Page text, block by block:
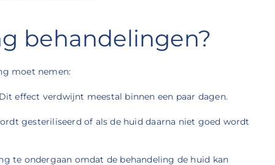
behandelingen?
moet nemen:
effect verdwijnt meestal binnen een paar dagen.
gesteriliseerd of als de huid daarna niet goed wordt
te ondergaan omdat de behandeling de huid kan